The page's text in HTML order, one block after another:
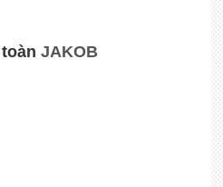
JAKOB